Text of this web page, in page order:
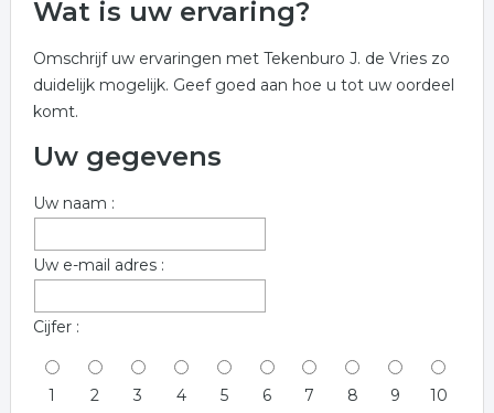
Wat is uw ervaring?
Omschrijf uw ervaringen met Tekenburo J. de Vries zo
duidelijk mogelijk. Geef goed aan hoe u tot uw oordeel
komt.
Uw gegevens
Uw naam :
Uw e-mail adres :
Cijfer :
1 2 3 4 5 6 7 8 9 10